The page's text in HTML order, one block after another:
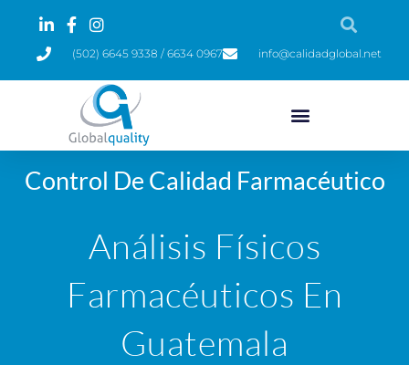
(502) 6645 9338 / 6634 0967 info@calidadglobal.net
Control De Calidad Farmacéutico
Análisis Físicos
Farmacéuticos En
Guatemala